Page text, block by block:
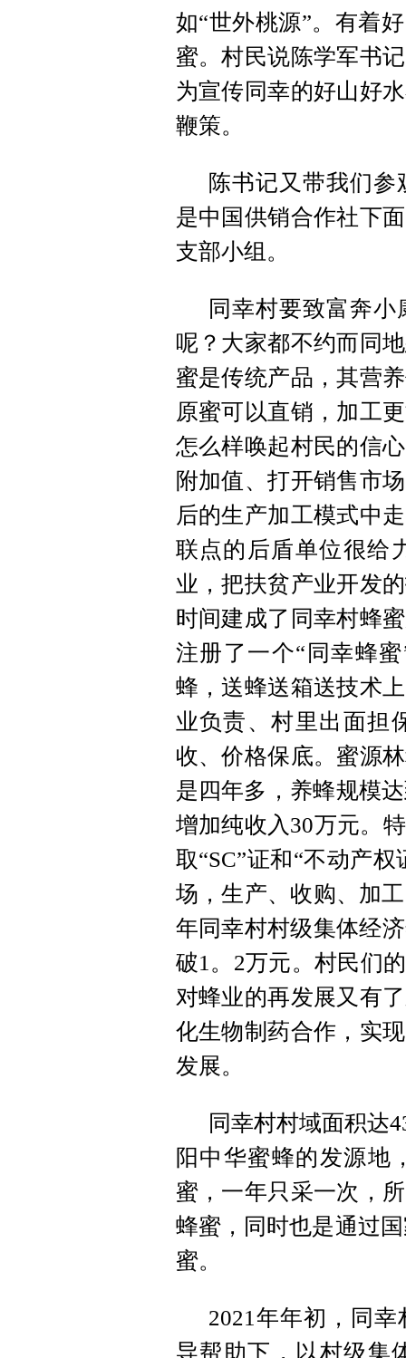
如“世外桃源”。有着
蜜。村民说陈学军书
为宣传同幸的好山好
鞭策。
陈书记又带我们
是中国供销合作社下
支部小组。
同幸村要致富奔
呢？大家都不约而同
蜜是传统产品，其营
原蜜可以直销，加工
怎么样唤起村民的信
附加值、打开销售市
后的生产加工模式中
联点的后盾单位很给
业，把扶贫产业开发
时间建成了同幸村蜂
注册了一个“同幸蜂
蜂，送蜂送箱送技术
业负责、村里出面担
收、价格保底。蜜源
是四年多，养蜂规模
增加纯收入30万元。
取“SC”证和“不动产
场，生产、收购、加
年同幸村村级集体经
破1。2万元。村民们
对蜂业的再发展又有
化生物制药合作，实
发展。
同幸村村域面积达
阳中华蜜蜂的发源地
蜜，一年只采一次，
蜂蜜，同时也是通过
蜜。
2021年年初，同
导帮助下，以村级集